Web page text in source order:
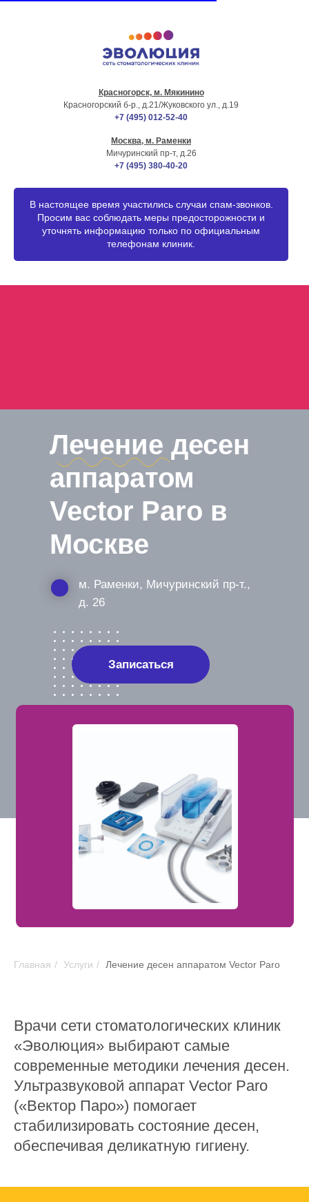
Красногорск, м. Мякинино
Красногорский б-р., д.21/Жуковского ул., д.19
+7 (495) 012-52-40
Москва, м. Раменки
Мичуринский пр-т, д.26
+7 (495) 380-40-20
В настоящее время участились случаи спам-звонков.
Просим вас соблюдать меры предосторожности и
уточнять информацию только по официальным
телефонам клиник.
Лечение десен
аппаратом
Vector Paro в
Москве
м. Раменки, Мичуринский пр-т.,
д. 26
Записаться
Главная / Услуги / Лечение десен аппаратом Vector Paro
Врачи сети стоматологических клиник
«Эволюция» выбирают самые
современные методики лечения десен.
Ультразвуковой аппарат Vector Paro
(«Вектор Паро») помогает
стабилизировать состояние десен,
обеспечивая деликатную гигиену.